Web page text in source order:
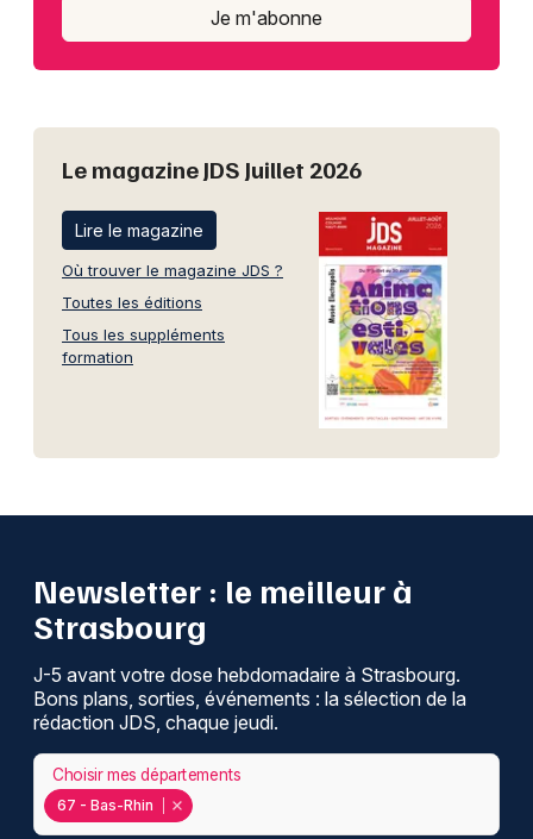
Je m'abonne
Le magazine JDS Juillet 2026
Lire le magazine
Où trouver le magazine JDS ?
Toutes les éditions
Tous les suppléments
formation
Newsletter : le meilleur à
Strasbourg
J-5 avant votre dose hebdomadaire à Strasbourg.
Bons plans, sorties, événements : la sélection de la
rédaction JDS, chaque jeudi.
67 - Bas-Rhin
Choisir mes départements